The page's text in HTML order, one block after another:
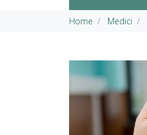
Home Medici